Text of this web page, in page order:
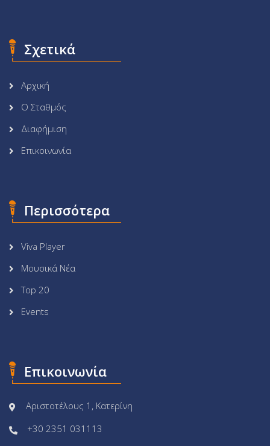
Σχετικά
Αρχική
Ο Σταθμός
Διαφήμιση
Επικοινωνία
Περισσότερα
Viva Player
Μουσικά Νέα
Top 20
Events
Επικοινωνία
Αριστοτέλους 1, Κατερίνη
+30 2351 031113